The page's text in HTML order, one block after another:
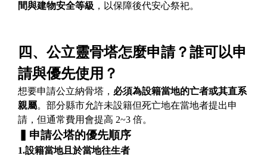
間與建物安全等級 ，以保障後代安心祭祀。
四、公立靈骨塔怎麼申請？誰可以申
請與優先使用？
想要申請公立納骨塔， 必須為設籍當地的亡者或其直系
親屬。部分縣市允許未設籍但死亡地在當地者提出申
請，但通常費用會提高 2~3 倍。
申請公塔的優先順序
1.設籍當地且於當地往生者